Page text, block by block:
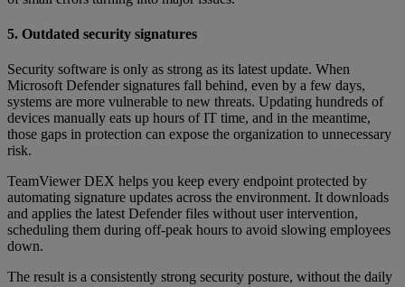
5. Outdated security signatures
Security software is only as strong as its latest update. When
Microsoft Defender signatures fall behind, even by a few days,
systems are more vulnerable to new threats. Updating hundreds of
devices manually eats up hours of IT time, and in the meantime,
those gaps in protection can expose the organization to unnecessary
risk.
TeamViewer DEX helps you keep every endpoint protected by
automating signature updates across the environment. It downloads
and applies the latest Defender files without user intervention,
scheduling them during off-peak hours to avoid slowing employees
down.
The result is a consistently strong security posture, without the daily